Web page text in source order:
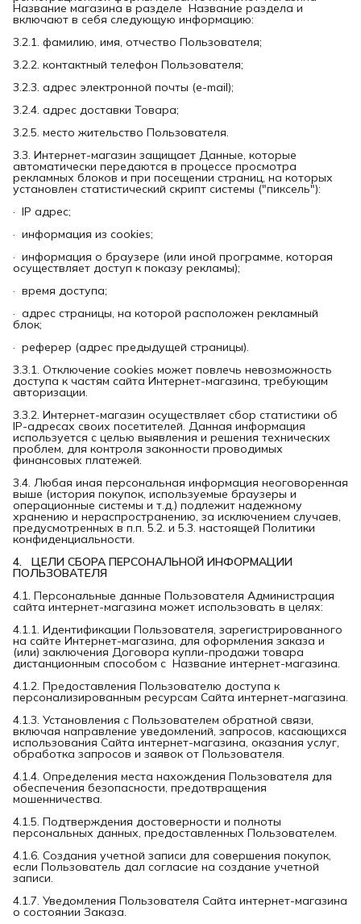
Название магазина в разделе Название раздела и
включают в себя следующую информацию:
3.2.1. фамилию, имя, отчество Пользователя;
3.2.2. контактный телефон Пользователя;
3.2.3. адрес электронной почты (e-mail);
3.2.4. адрес доставки Товара;
3.2.5. место жительство Пользователя.
3.3. Интернет-магазин защищает Данные, которые
автоматически передаются в процессе просмотра
рекламных блоков и при посещении страниц, на которых
установлен статистический скрипт системы ("пиксель"):
· IP адрес;
· информация из cookies;
· информация о браузере (или иной программе, которая
осуществляет доступ к показу рекламы);
· время доступа;
· адрес страницы, на которой расположен рекламный
блок;
· реферер (адрес предыдущей страницы).
3.3.1. Отключение cookies может повлечь невозможность
доступа к частям сайта Интернет-магазина, требующим
авторизации.
3.3.2. Интернет-магазин осуществляет сбор статистики об
IP-адресах своих посетителей. Данная информация
используется с целью выявления и решения технических
проблем, для контроля законности проводимых
финансовых платежей.
3.4. Любая иная персональная информация неоговоренная
выше (история покупок, используемые браузеры и
операционные системы и т.д.) подлежит надежному
хранению и нераспространению, за исключением случаев,
предусмотренных в п.п. 5.2. и 5.3. настоящей Политики
конфиденциальности.
4.   ЦЕЛИ СБОРА ПЕРСОНАЛЬНОЙ ИНФОРМАЦИИ
ПОЛЬЗОВАТЕЛЯ
4.1. Персональные данные Пользователя Администрация
сайта интернет-магазина может использовать в целях:
4.1.1. Идентификации Пользователя, зарегистрированного
на сайте Интернет-магазина, для оформления заказа и
(или) заключения Договора купли-продажи товара
дистанционным способом с Название интернет-магазина.
4.1.2. Предоставления Пользователю доступа к
персонализированным ресурсам Сайта интернет-магазина.
4.1.3. Установления с Пользователем обратной связи,
включая направление уведомлений, запросов, касающихся
использования Сайта интернет-магазина, оказания услуг,
обработка запросов и заявок от Пользователя.
4.1.4. Определения места нахождения Пользователя для
обеспечения безопасности, предотвращения
мошенничества.
4.1.5. Подтверждения достоверности и полноты
персональных данных, предоставленных Пользователем.
4.1.6. Создания учетной записи для совершения покупок,
если Пользователь дал согласие на создание учетной
записи.
4.1.7. Уведомления Пользователя Сайта интернет-магазина
о состоянии Заказа.